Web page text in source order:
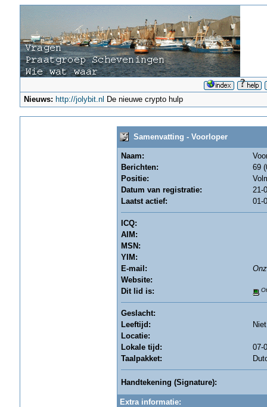
Nieuws: http://jolybit.nl De nieuwe crypto hulp
Samenvatting - Voorloper
Naam:
Berichten:
69
Positie:
Datum van registratie:
21-
Laatst actief:
01-
ICQ:
AIM:
MSN:
YIM:
E-mail:
Website:
Dit lid is:
Geslacht:
Leeftijd:
Locatie:
Lokale tijd:
07-
Taalpakket:
Handtekening (Signature):
Extra informatie: